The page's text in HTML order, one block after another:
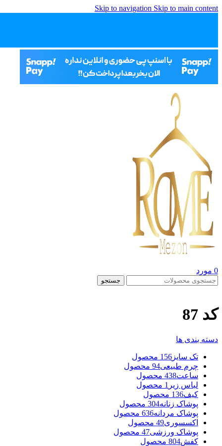
Skip to navigation Skip to main content
0 مورد
جستجو
کد 87
دسته بندی ها
تک سایز 156 محصول
چرم طبیعی94 محصول
ساعت438 محصول
لباس زیر 1 محصول
کیف136 محصول
پوشاک زنانه304 محصول
پوشاک مردانه636 محصول
اکسسوری49 محصول
پوشاک ورزشی47 محصول
کفش804 محصول